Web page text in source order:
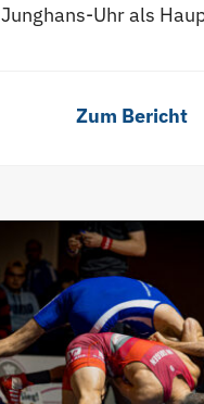
Junghans-Uhr als
Zum Bericht